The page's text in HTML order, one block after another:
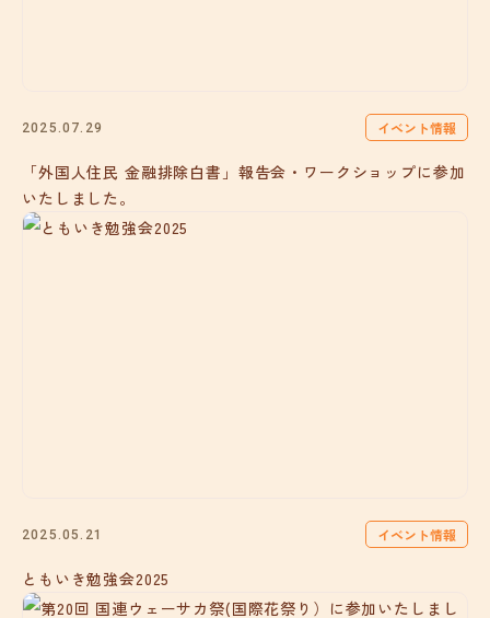
2025.07.29 イベント情報
「外国人住民 金融排除白書」報告会・ワークショップに参加
いたしました。
2025.05.21 イベント情報
ともいき勉強会2025